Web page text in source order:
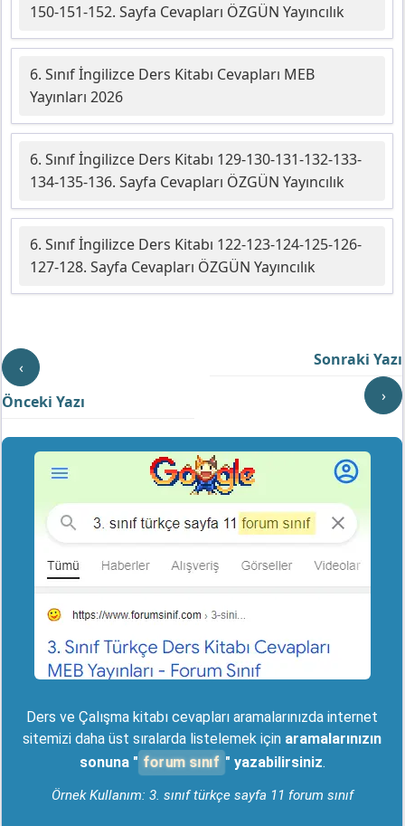
150-151-152. Sayfa Cevapları ÖZGÜN Yayıncılık
6. Sınıf İngilizce Ders Kitabı Cevapları MEB
Yayınları 2026
6. Sınıf İngilizce Ders Kitabı 129-130-131-132-133-
134-135-136. Sayfa Cevapları ÖZGÜN Yayıncılık
6. Sınıf İngilizce Ders Kitabı 122-123-124-125-126-
127-128. Sayfa Cevapları ÖZGÜN Yayıncılık
‹
Önceki Yazı
Sonraki Yazı
›
Ders ve Çalışma kitabı cevapları aramalarınızda internet
sitemizi daha üst sıralarda listelemek için aramalarınızın
sonuna " forum sınıf " yazabilirsiniz.
Örnek Kullanım: 3. sınıf türkçe sayfa 11 forum sınıf